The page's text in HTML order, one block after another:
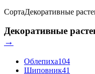
СортаДекоративные
Декоративные
→
Облепиха104
Шиповник41